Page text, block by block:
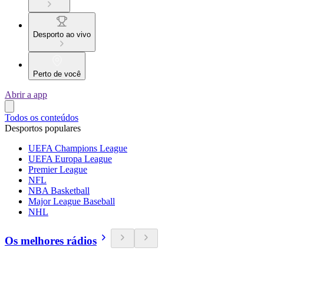
Desporto ao vivo
Perto de você
Abrir a app
Todos os conteúdos
Desportos populares
UEFA Champions League
UEFA Europa League
Premier League
NFL
NBA Basketball
Major League Baseball
NHL
Os melhores rádios